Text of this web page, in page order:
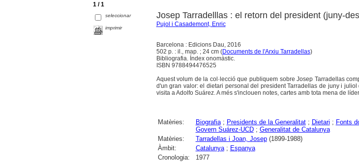
1 / 1
seleccionar
imprimir
Josep Tarradelllas : el retorn del president (juny-
Pujol i Casademont, Enric
Barcelona : Edicions Dau, 2016
502 p. : il., map. ; 24 cm (Documents de l'Arxiu Tarradellas)
Bibliografia. Índex onomàstic.
ISBN 9788494476525
Aquest volum de la col·lecció que publiquem sobre Josep Tarradellas
d'un gran valor: el dietari personal del president Tarradellas de juny i
visita a Adolfo Suárez. A més s'inclouen notes, cartes amb tota mena de
Matèries: Biografia; Presidents de la Generalitat; Dietari ; Fonts
Govern Suárez-UCD; Generalitat de Catalunya
Matèries:
Tarradellas i Joan, Josep(1899-1988)
Àmbit:
Catalunya; Espanya
Cronologia:
1977